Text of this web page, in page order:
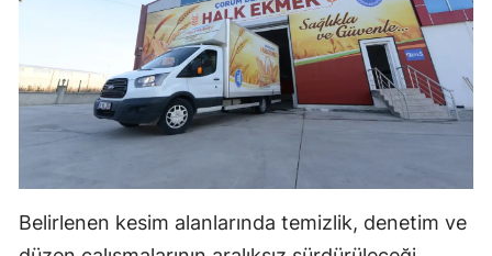
Muş
Nevşehir
Niğde
Sakarya
Belirlenen kesim alanlarında temizlik, denetim ve